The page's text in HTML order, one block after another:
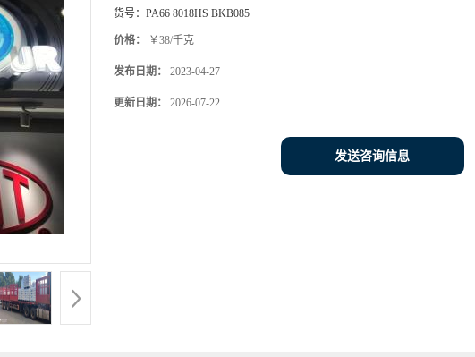
货号： PA66 8018HS BKB085
价格： ￥38/千克
发布日期： 2023-04-27
更新日期： 2026-07-22
发送咨询信息